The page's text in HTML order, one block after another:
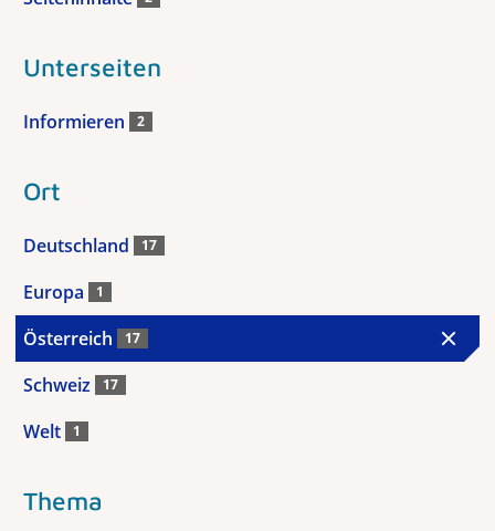
Unterseiten
Informieren 2
Ort
Deutschland 17
Europa 1
Österreich 17
Schweiz 17
Welt 1
Thema